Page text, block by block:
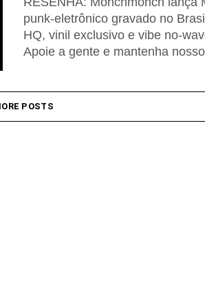
punk-eletrônico gravado no
HQ, vinil exclusivo e vibe no-
Apoie a gente e mantenha
POSTS